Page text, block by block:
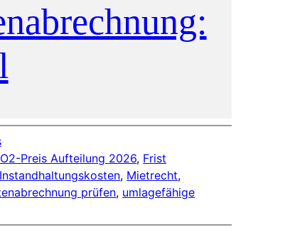
Preis Aufteilung 2026, Frist
Instandhaltungskosten, Mietrecht
prüfen, umlagefähige